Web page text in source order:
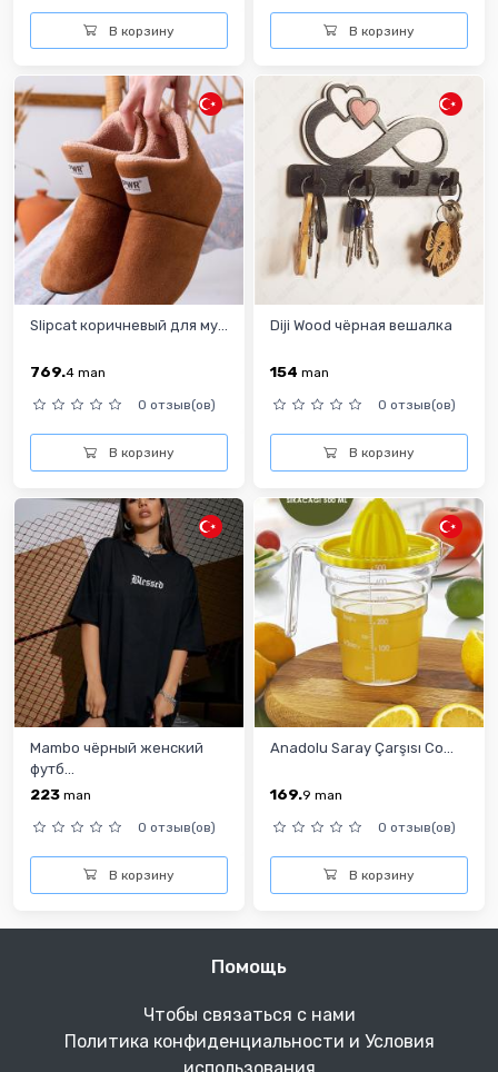
В корзину В корзину
Slipcat коричневый для му...
769.4 man
0 отзыв(ов)
В корзину
Diji Wood чёрная вешалка
154 man
0 отзыв(ов)
В корзину
Mambo чёрный женский
футб...
223 man
0 отзыв(ов)
В корзину
Anadolu Saray Çarşısı Со...
169.9 man
0 отзыв(ов)
В корзину
Помощь
Чтобы связаться с нами
Политика конфиденциальности и Условия